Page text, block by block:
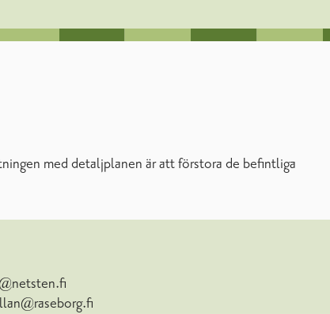
med detaljplanen är att förstora de befintliga